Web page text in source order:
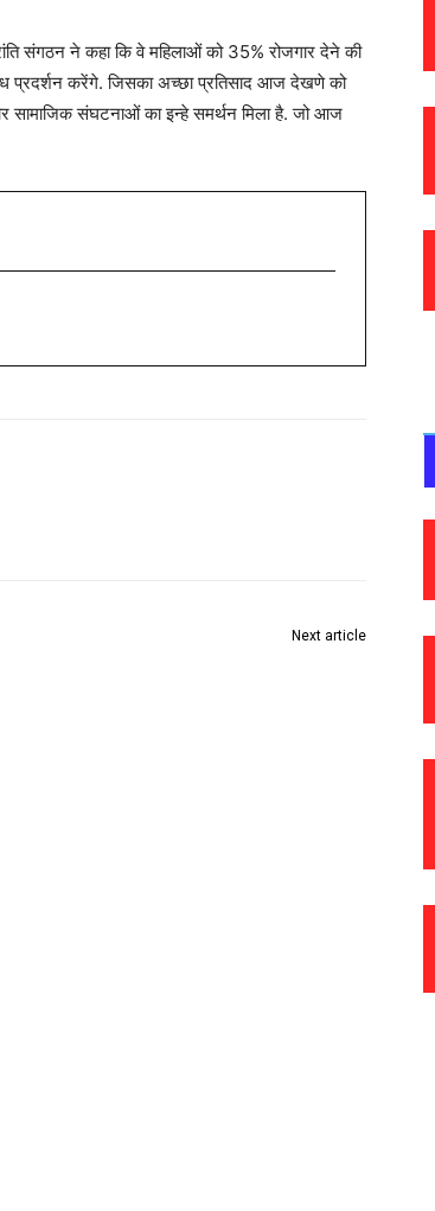
संगठन ने कहा कि वे महिलाओं को 35% रोजगार देने की
प्रदर्शन करेंगे. जिसका अच्छा प्रतिसाद आज देखणे को
सामाजिक संघटनाओं का इन्हे समर्थन मिला है. जो आज
Next article